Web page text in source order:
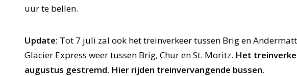
uur te bellen.
Update: Tot 7 juli zal ook het treinverkeer tussen Brig en
Glacier Express weer tussen Brig, Chur en St. Moritz. Het
augustus gestremd. Hier rijden treinvervangende bussen.